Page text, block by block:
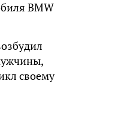
BMW
своему